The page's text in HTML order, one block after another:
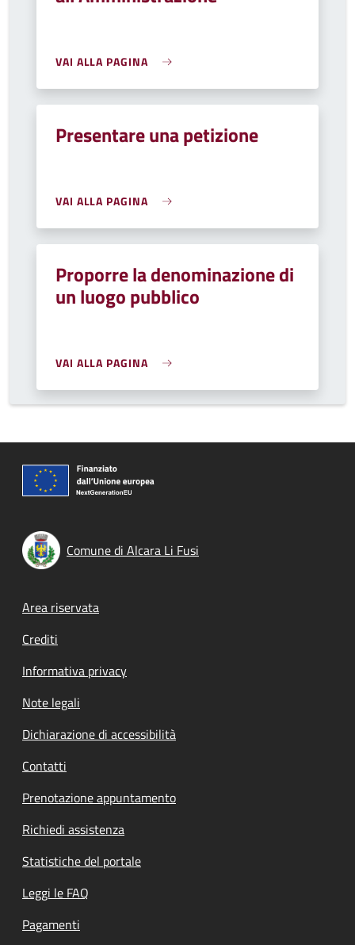
VAI ALLA PAGINA
Presentare una petizione
VAI ALLA PAGINA
Proporre la denominazione di
un luogo pubblico
VAI ALLA PAGINA
Comune di Alcara Li Fusi
Footer menu
Area riservata
Crediti
Informativa privacy
Note legali
Dichiarazione di accessibilità
Contatti
Prenotazione appuntamento
Richiedi assistenza
Statistiche del portale
Leggi le FAQ
Pagamenti